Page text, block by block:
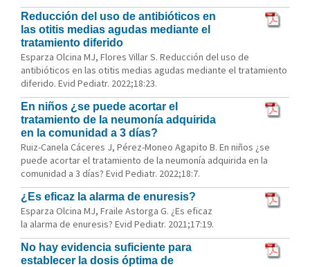
Reducción del uso de antibióticos en
las otitis medias agudas mediante el
tratamiento diferido
Esparza Olcina MJ, Flores Villar S. Reducción del uso de
antibióticos en las otitis medias agudas mediante el tratamiento
diferido. Evid Pediatr. 2022;18:23.
En niños ¿se puede acortar el
tratamiento de la neumonía adquirida
en la comunidad a 3 días?
Ruiz-Canela Cáceres J, Pérez-Moneo Agapito B. En niños ¿se
puede acortar el tratamiento de la neumonía adquirida en la
comunidad a 3 días? Evid Pediatr. 2022;18:7.
¿Es eficaz la alarma de enuresis?
Esparza Olcina MJ, Fraile Astorga G. ¿Es eficaz
la alarma de enuresis? Evid Pediatr. 2021;17:19.
No hay evidencia suficiente para
establecer la dosis óptima de